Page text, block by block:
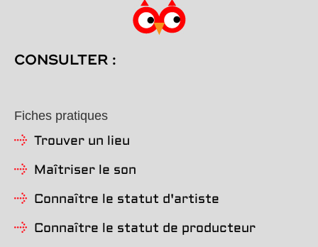
CONSULTER :
Fiches pratiques
Trouver un lieu
Maîtriser le son
Connaître le statut d'artiste
Connaître le statut de producteur